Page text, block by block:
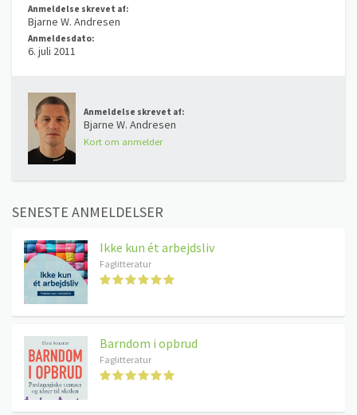
Anmeldelse skrevet af:
Bjarne W. Andresen
Anmeldesdato:
6. juli 2011
Anmeldelse skrevet af:
Bjarne W. Andresen
Kort om anmelder
SENESTE ANMELDELSER
Ikke kun ét arbejdsliv
Faglitteratur
Barndom i opbrud
Faglitteratur